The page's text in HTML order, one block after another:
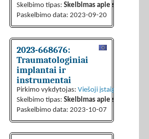
Skelbimo tipas: Skelbimas apie sutarties
Paskelbimo data: 2023-09-20
2023-668676:
Traumatologiniai
implantai ir
instrumentai
Pirkimo vykdytojas: Viešoji įstaiga CPO LT
Skelbimo tipas: Skelbimas apie sutarties
Paskelbimo data: 2023-10-07